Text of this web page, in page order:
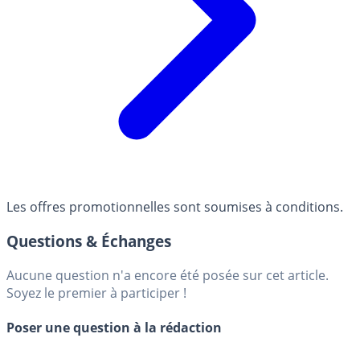
Les offres promotionnelles sont soumises à conditions.
Questions & Échanges
Aucune question n'a encore été posée sur cet article.
Soyez le premier à participer !
Poser une question à la rédaction